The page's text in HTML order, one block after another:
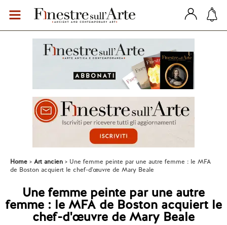
Home Art ancien
Une femme peinte par une autre femme : le MFA
de Boston acquiert le chef-d'œuvre de Mary Beale
Une femme peinte par une autre
femme : le MFA de Boston acquiert le
chef-d'œuvre de Mary Beale